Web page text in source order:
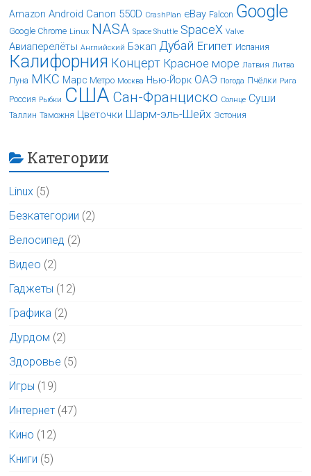
Amazon Android Canon 550D CrashPlan eBay Falcon Google
Google Chrome Linux NASA Space Shuttle SpaceX Valve
Авиаперелёты Английский Бэкап Дубай Египет Испания
Калифорния Концерт Красное море Латвия Литва
Луна МКС Марс Метро Москва Нью-Йорк ОАЭ Погода Пчёлки Рига
Россия Рыбки США Сан-Франциско Солнце Суши
Таллин Таможня Цветочки Шарм-эль-Шейх Эстония
Категории
Linux (5)
Безкатегории (2)
Велосипед (2)
Видео (2)
Гаджеты (12)
Графика (2)
Дурдом (2)
Здоровье (5)
Игры (19)
Интернет (47)
Кино (12)
Книги (5)